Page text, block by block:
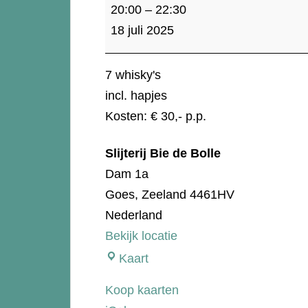
Whisky
proeverij
20:00 – 22:30
18 juli 2025
7 whisky's
incl. hapjes
Kosten: € 30,- p.p.
Slijterij Bie de Bolle
Dam 1a
Goes, Zeeland 4461HV
Nederland
Bekijk locatie
KaartSlijterij
de
Koop kaarten